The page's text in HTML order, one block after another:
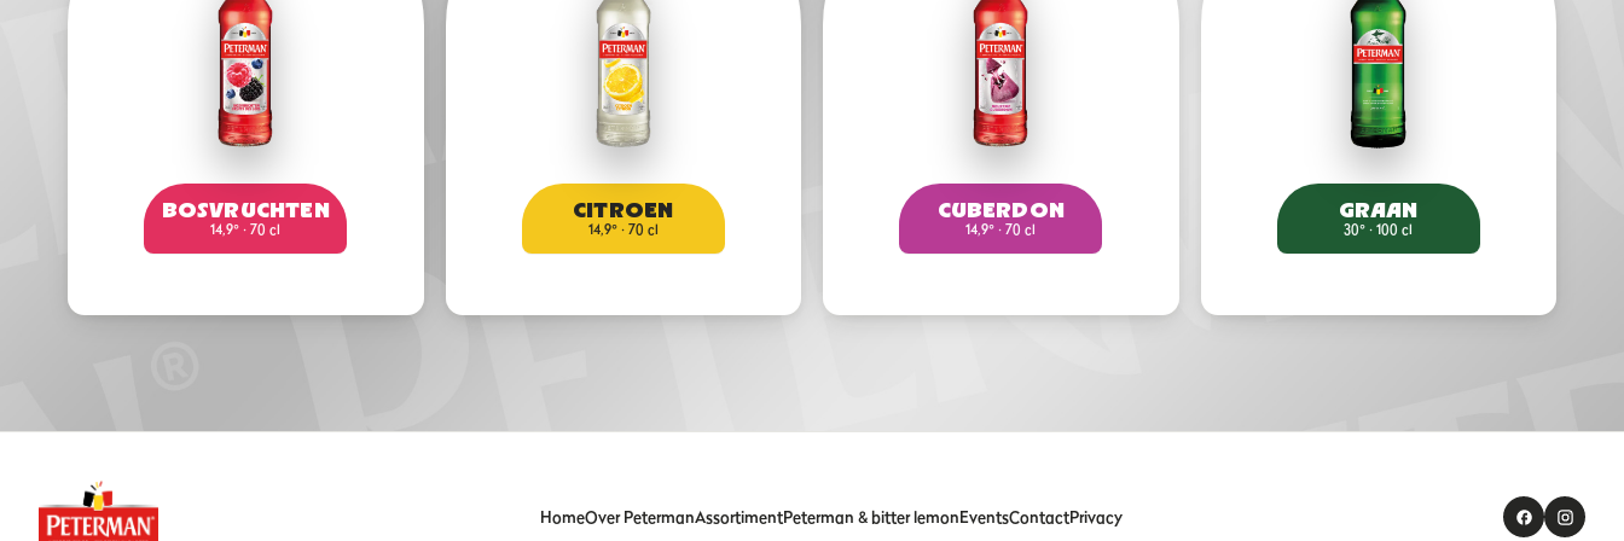
BOSVRUCHTEN
14,9° · 70 cl
CITROEN
14,9° · 70 cl
CUBERDON
14,9° · 70 cl
GRAAN
30° · 100 cl
HomeOver PetermanAssortimentPeterman & bitter lemonEventsContactPrivacy